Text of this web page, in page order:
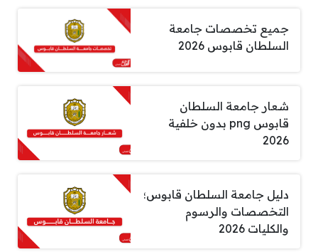
جميع تخصصات جامعة
السلطان قابوس 2026
شعار جامعة السلطان
قابوس png بدون خلفية
2026
دليل جامعة السلطان قابوس؛
التخصصات والرسوم
والكليات 2026